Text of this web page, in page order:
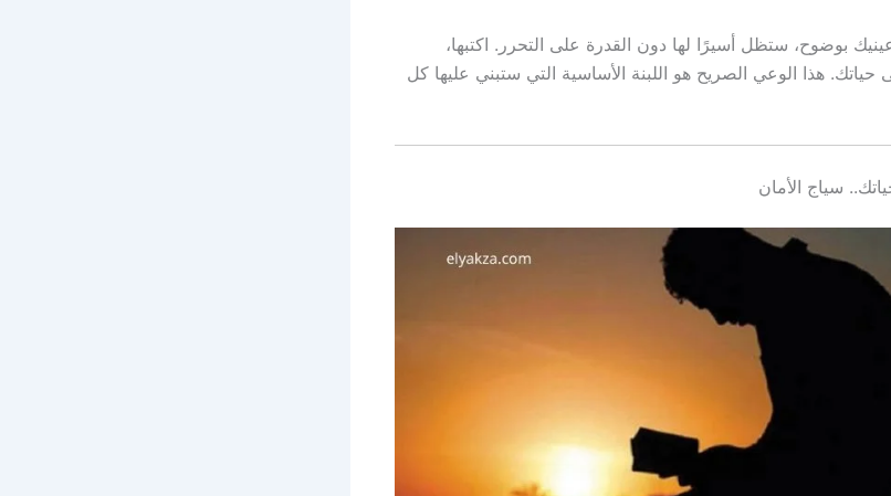
بوضوح، ستظل أسيرًا لها دون القدرة على التحرر. اكتبها،
هذا الوعي الصريح هو اللبنة الأساسية التي ستبني عليها كل
سياج الأمان